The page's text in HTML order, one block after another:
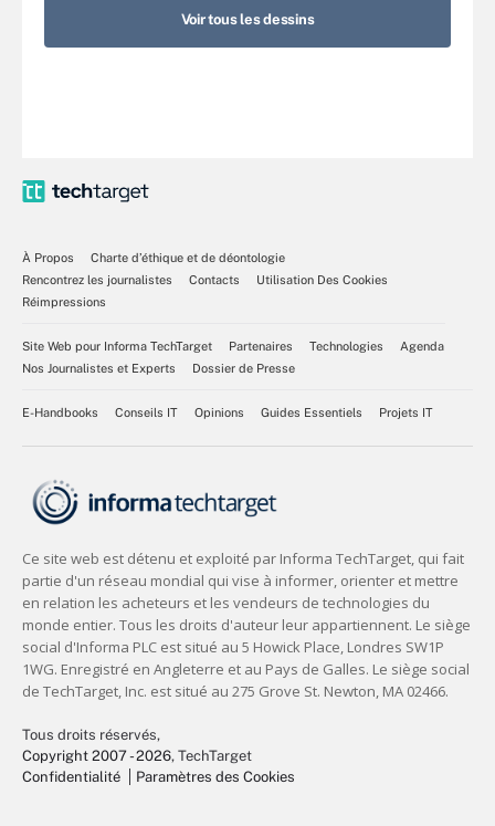
Voir tous les dessins
À Propos
Charte d’éthique et de déontologie
Rencontrez les journalistes
Contacts
Utilisation Des Cookies
Réimpressions
Site Web pour Informa TechTarget Partenaires Technologies
Agenda
Nos Journalistes et Experts
Dossier de Presse
E-Handbooks Conseils IT Opinions Guides Essentiels Projets IT
Tous droits réservés,
Copyright 2007 - 2026, TechTarget
Confidentialité
Paramètres des Cookies